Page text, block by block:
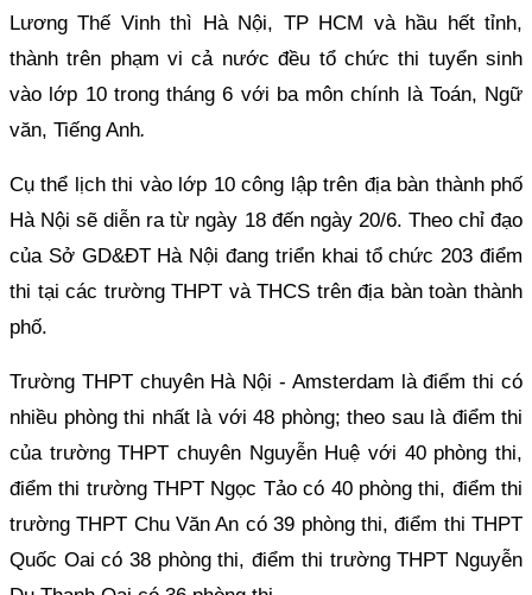
Lương Thế Vinh thì Hà Nội, TP HCM và hầu hết tỉnh,
thành trên phạm vi cả nước đều tổ chức thi tuyển sinh
vào lớp 10 trong tháng 6 với ba môn chính là Toán, Ngữ
văn, Tiếng Anh.
Cụ thể lịch thi vào lớp 10 công lập trên địa bàn thành phố
Hà Nội sẽ diễn ra từ ngày 18 đến ngày 20/6. Theo chỉ đạo
của Sở GD&ĐT Hà Nội đang triển khai tổ chức 203 điểm
thi tại các trường THPT và THCS trên địa bàn toàn thành
phố.
Trường THPT chuyên Hà Nội - Amsterdam là điểm thi có
nhiều phòng thi nhất là với 48 phòng; theo sau là điểm thi
của trường THPT chuyên Nguyễn Huệ với 40 phòng thi,
điểm thi trường THPT Ngọc Tảo có 40 phòng thi, điểm thi
trường THPT Chu Văn An có 39 phòng thi, điểm thi THPT
Quốc Oai có 38 phòng thi, điểm thi trường THPT Nguyễn